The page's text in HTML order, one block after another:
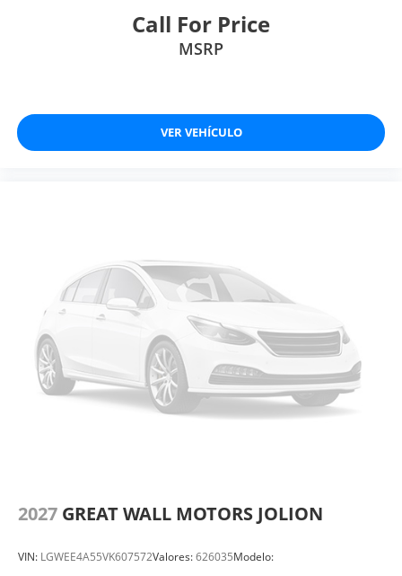
Call For Price
MSRP
VER VEHÍCULO
2027 GREAT WALL MOTORS JOLION
VIN: LGWEE4A55VK607572Valores:626035Modelo: